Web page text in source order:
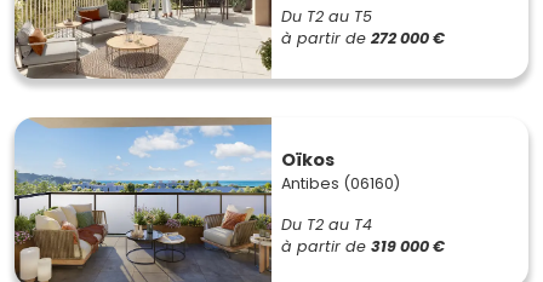
Du T2 au T5
à partir de 272 000 €
Oïkos
Antibes (06160)
Du T2 au T4
à partir de 319 000 €